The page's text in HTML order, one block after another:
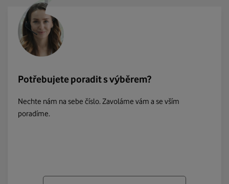
Potřebujete poradit s výběrem?
Nechte nám na sebe číslo. Zavoláme vám a se vším
poradíme.